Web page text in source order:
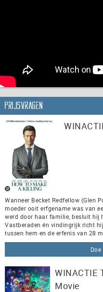
Prijsvragen
Wanneer Becket Redfellow (Glen
moeder ooit erfgename was van
werd door haar familie, besluit hij
Vastberaden én vindingrijk richt
tussen hem en de erfenis van 28
WINACTIE
Movie